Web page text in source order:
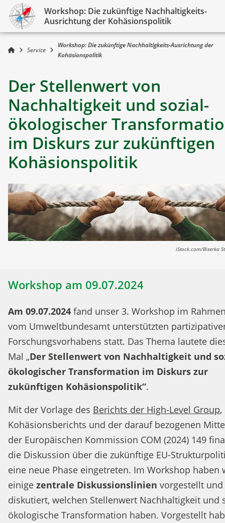
Workshop: Die zukünftige Nachhaltigkeits-
Ausrichtung der Kohäsionspolitik
Service
Workshop: Die zukünftige Nachhaltigkeits-Ausrichtung der
Kohäsionspolitik
Der Stellenwert von
Nachhaltigkeit und sozial-
ökologischer
im Diskurs zur zukünftigen
Kohäsionspolitik
iStock.com/Biserka
Workshop am 09.07.2024
Am 09.07.2024 fand unser 3. Workshop im
vom Umweltbundesamt unterstützten
Forschungsvorhabens statt. Das Thema lautete
Mal „Der Stellenwert von Nachhaltigkeit und
ökologischer Transformation im Diskurs zur
zukünftigen Kohäsionspolitik“.
Mit der Vorlage des Berichts der High-Level Group,
Kohäsionsberichts und der darauf bezogenen
der Europäischen Kommission COM (2024) 149
die Diskussion über die zukünftige EU-
eine neue Phase eingetreten. Im Workshop haben
einige zentrale Diskussionslinien vorgestellt und
diskutiert, welchen Stellenwert Nachhaltigkeit und
ökologische Transformation haben. Vorgestellt